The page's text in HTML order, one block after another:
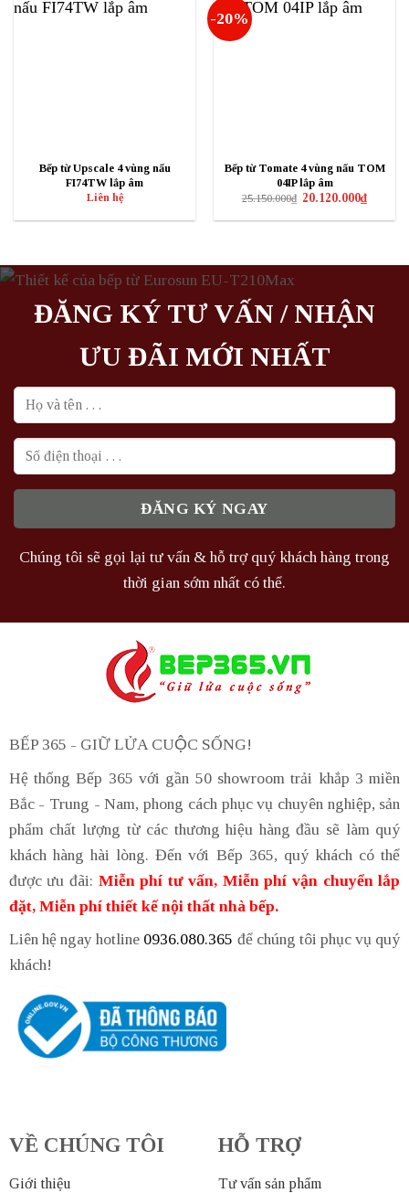
Bếp từ Upscale 4 vùng nấu
FI74TW lắp âm
Liên hệ
-20%
Bếp từ Tomate 4 vùng nấu TOM
04IP lắp âm
25.150.000₫ Giá
là:
20.120.000₫Giá
hiện
tại
ĐĂNG KÝ TƯ VẤN / NHẬN
ƯU ĐÃI MỚI NHẤT
Chúng tôi sẽ gọi lại tư vấn & hỗ trợ quý khách hàng trong
thời gian sớm nhất có thể.
BẾP 365 - GIỮ LỬA CUỘC SỐNG!
Hệ thống Bếp 365 với gần 50 showroom trải khắp 3 miền
Bắc - Trung - Nam, phong cách phục vụ chuyên nghiệp, sản
phẩm chất lượng từ các thương hiệu hàng đầu sẽ làm quý
khách hàng hài lòng. Đến với Bếp 365, quý khách có thể
được ưu đãi: Miễn phí tư vấn, Miễn phí vận chuyển lắp
đặt, Miễn phí thiết kế nội thất nhà bếp.
Liên hệ ngay hotline 0936.080.365 để chúng tôi phục vụ quý
khách!
VỀ CHÚNG TÔI
Giới thiệu
HỖ TRỢ
Tư vấn sản phẩm